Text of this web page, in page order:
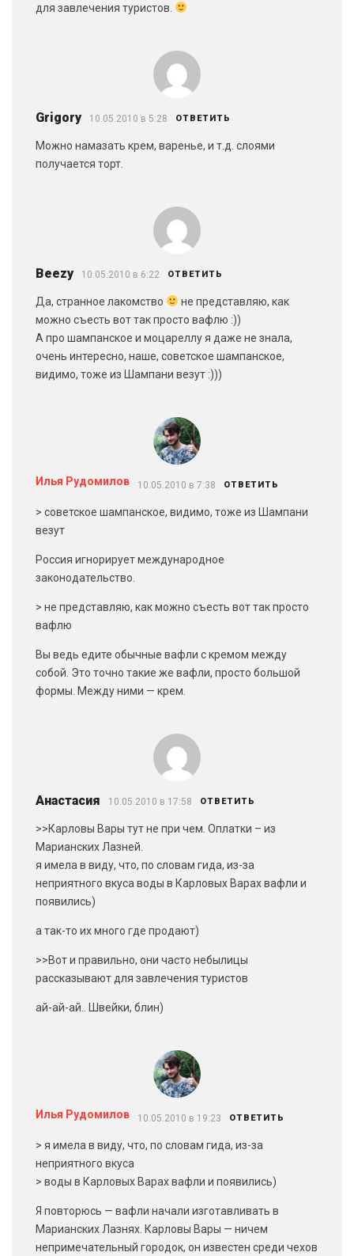
для завлечения туристов.
Grigory 10.05.2010 в 5:28 ОТВЕТИТЬ
Можно намазать крем, варенье, и т.д. слоями
получается торт.
Beezy 10.05.2010 в 6:22 ОТВЕТИТЬ
Да, странное лакомство
не представляю, как
можно съесть вот так просто вафлю :))
А про шампанское и моцареллу я даже не знала,
очень интересно, наше, советское шампанское,
видимо, тоже из Шампани везут :)))
Илья Рудомилов 10.05.2010 в 7:38 ОТВЕТИТЬ
> советское шампанское, видимо, тоже из Шампани
везут
Россия игнорирует международное
законодательство.
> не представляю, как можно съесть вот так просто
вафлю
Вы ведь едите обычные вафли с кремом между
собой. Это точно такие же вафли, просто большой
формы. Между ними — крем.
Анастасия 10.05.2010 в 17:58 ОТВЕТИТЬ
>>Карловы Вары тут не при чем. Оплатки – из
Марианских Лазней.
я имела в виду, что, по словам гида, из-за
неприятного вкуса воды в Карловых Варах вафли и
появились)
а так-то их много где продают)
>>Вот и правильно, они часто небылицы
рассказывают для завлечения туристов
ай-ай-ай.. Швейки, блин)
Илья Рудомилов 10.05.2010 в 19:23 ОТВЕТИТЬ
> я имела в виду, что, по словам гида, из-за
неприятного вкуса
> воды в Карловых Варах вафли и появились)
Я повторюсь — вафли начали изготавливать в
Марианских Лазнях. Карловы Вары — ничем
непримечательный городок, он известен среди чехов